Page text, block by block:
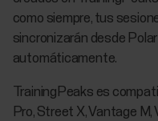
como siempre, tus
sincronizarán desde
automáticamente.
TrainingPeaks es
Pro, Street X, Vantage